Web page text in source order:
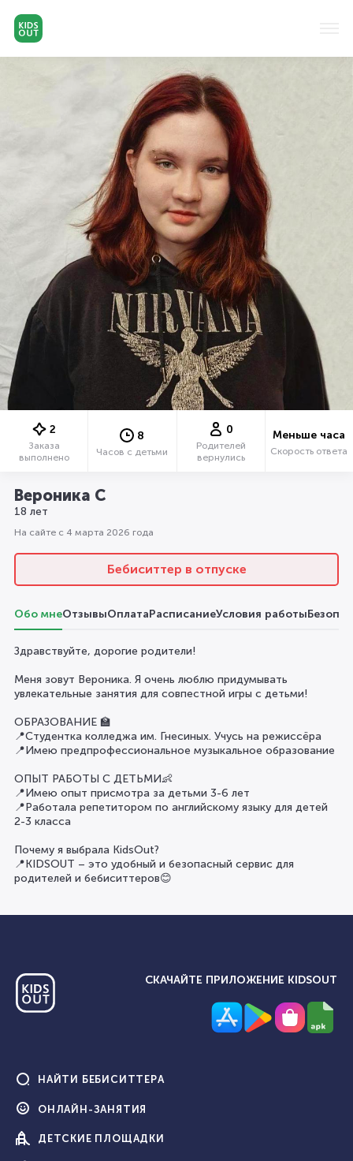
2
Заказа
выполнено
8
Часов с детьми
0
Родителей
вернулись
Меньше часа
Скорость ответа
Вероника С
18 лет
На сайте с 4 марта 2026 года
Бебиситтер в отпуске
Обо мнеОтзывыОплатаРасписаниеУсловия работы
Здравствуйте, дорогие родители!
Меня зовут Вероника. Я очень люблю придумывать
увлекательные занятия для совпестной игры с детьми!
ОБРАЗОВАНИЕ 🏫
📍Студентка колледжа им. Гнесиных. Учусь на режиссёра
📍Имею предпрофессиональное музыкальное образование
ОПЫТ РАБОТЫ С ДЕТЬМИ👶
📍Имею опыт присмотра за детьми 3-6 лет
📍Работала репетитором по английскому языку для детей
2-3 класса
Почему я выбрала KidsOut?
📍KIDSOUT – это удобный и безопасный сервис для
родителей и бебиситтеров😊
СКАЧАЙТЕ ПРИЛОЖЕНИЕ KIDSOUT
НАЙТИ БЕБИСИТТЕРА
ОНЛАЙН-ЗАНЯТИЯ
ДЕТСКИЕ ПЛОЩАДКИ